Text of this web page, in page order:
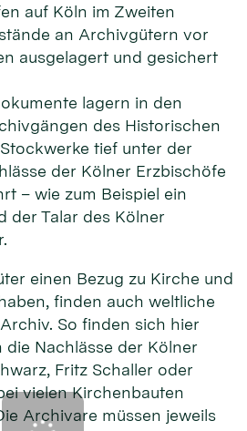
auf Köln im Zweiten
an Archivgütern vor
ausgelagert und gesichert
lagern in den
des Historischen
tief unter der
der Kölner Erzbischöfe
– wie zum Beispiel ein
der Talar des Kölner
einen Bezug zu Kirche und
finden auch weltliche
So finden sich hier
die Nachlässe der Kölner
Fritz Schaller oder
vielen Kirchenbauten
Archivare müssen jeweils